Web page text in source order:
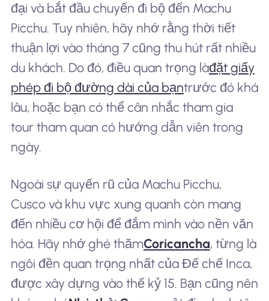
đại và bắt đầu chuyến đi bộ đến Machu
Picchu. Tuy nhiên, hãy nhớ rằng thời tiết
thuận lợi vào tháng 7 cũng thu hút rất nhiều
du khách. Do đó, điều quan trọng làđặt giấy
phép đi bộ đường dài của bạntrước đó khá
lâu, hoặc bạn có thể cân nhắc tham gia
tour tham quan có hướng dẫn viên trong
ngày.
Ngoài sự quyến rũ của Machu Picchu,
Cusco và khu vực xung quanh còn mang
đến nhiều cơ hội để đắm mình vào nền văn
hóa. Hãy nhớ ghé thămCoricancha, từng là
ngôi đền quan trọng nhất của Đế chế Inca,
được xây dựng vào thế kỷ 15. Bạn cũng nên